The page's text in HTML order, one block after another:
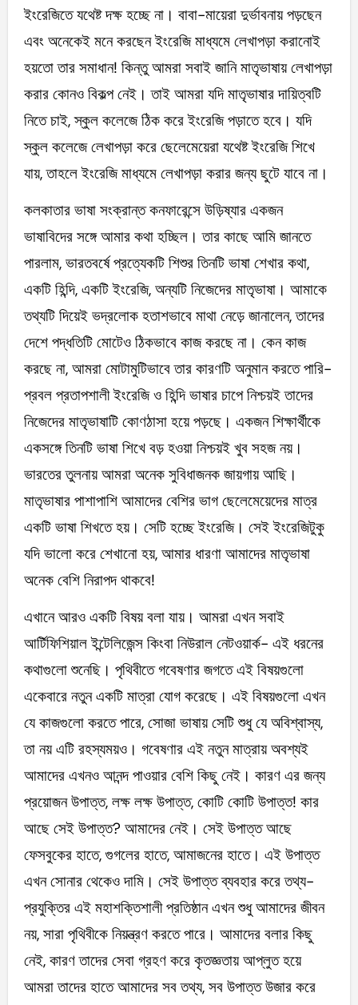
ইংরেজিতে যথেষ্ট দক্ষ হচ্ছে না। বাবা-মায়েরা দুর্ভাবনায় পড়ছেন
এবং অনেকেই মনে করছেন ইংরেজি মাধ্যমে লেখাপড়া করানোই
হয়তো তার সমাধান! কিন্তু আমরা সবাই জানি মাতৃভাষায় লেখাপড়া
করার কোনও বিকল্প নেই। তাই আমরা যদি মাতৃভাষার দায়িত্বটি
নিতে চাই, স্কুল কলেজে ঠিক করে ইংরেজি পড়াতে হবে। যদি
স্কুল কলেজে লেখাপড়া করে ছেলেমেয়েরা যথেষ্ট ইংরেজি শিখে
যায়, তাহলে ইংরেজি মাধ্যমে লেখাপড়া করার জন্য ছুটে যাবে না।
কলকাতার ভাষা সংক্রান্ত কনফারেন্সে উড়িষ্যার একজন
ভাষাবিদের সঙ্গে আমার কথা হচ্ছিল। তার কাছে আমি জানতে
পারলাম, ভারতবর্ষে প্রত্যেকটি শিশুর তিনটি ভাষা শেখার কথা,
একটি হিন্দি, একটি ইংরেজি, অন্যটি নিজেদের মাতৃভাষা। আমাকে
তথ্যটি দিয়েই ভদ্রলোক হতাশভাবে মাথা নেড়ে জানালেন, তাদের
দেশে পদ্ধতিটি মোটেও ঠিকভাবে কাজ করছে না। কেন কাজ
করছে না, আমরা মোটামুটিভাবে তার কারণটি অনুমান করতে পারি-
প্রবল প্রতাপশালী ইংরেজি ও হিন্দি ভাষার চাপে নিশ্চয়ই তাদের
নিজেদের মাতৃভাষাটি কোণঠাসা হয়ে পড়ছে। একজন শিক্ষার্থীকে
একসঙ্গে তিনটি ভাষা শিখে বড় হওয়া নিশ্চয়ই খুব সহজ নয়।
ভারতের তুলনায় আমরা অনেক সুবিধাজনক জায়গায় আছি।
মাতৃভাষার পাশাপাশি আমাদের বেশির ভাগ ছেলেমেয়েদের মাত্র
একটি ভাষা শিখতে হয়। সেটি হচ্ছে ইংরেজি। সেই ইংরেজিটুকু
যদি ভালো করে শেখানো হয়, আমার ধারণা আমাদের মাতৃভাষা
অনেক বেশি নিরাপদ থাকবে!
এখানে আরও একটি বিষয় বলা যায়। আমরা এখন সবাই
আর্টিফিশিয়াল ইন্টেলিজেন্স কিংবা নিউরাল নেটওয়ার্ক- এই ধরনের
কথাগুলো শুনেছি। পৃথিবীতে গবেষণার জগতে এই বিষয়গুলো
একেবারে নতুন একটি মাত্রা যোগ করেছে। এই বিষয়গুলো এখন
যে কাজগুলো করতে পারে, সোজা ভাষায় সেটি শুধু যে অবিশ্বাস্য,
তা নয় এটি রহস্যময়ও। গবেষণার এই নতুন মাত্রায় অবশ্যই
আমাদের এখনও আনন্দ পাওয়ার বেশি কিছু নেই। কারণ এর জন্য
প্রয়োজন উপাত্ত, লক্ষ লক্ষ উপাত্ত, কোটি কোটি উপাত্ত! কার
আছে সেই উপাত্ত? আমাদের নেই। সেই উপাত্ত আছে
ফেসবুকের হাতে, গুগলের হাতে, আমাজনের হাতে। এই উপাত্ত
এখন সোনার থেকেও দামি। সেই উপাত্ত ব্যবহার করে তথ্য-
প্রযুক্তির এই মহাশক্তিশালী প্রতিষ্ঠান এখন শুধু আমাদের জীবন
নয়, সারা পৃথিবীকে নিয়ন্ত্রণ করতে পারে। আমাদের বলার কিছু
নেই, কারণ তাদের সেবা গ্রহণ করে কৃতজ্ঞতায় আপ্লুত হয়ে
আমরা তাদের হাতে আমাদের সব তথ্য, সব উপাত্ত উজার করে